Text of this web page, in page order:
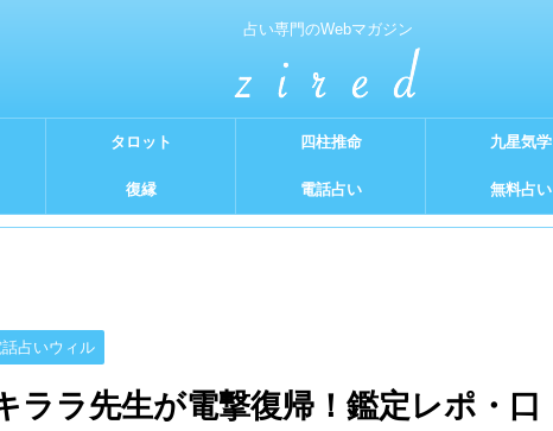
占い専門のWebマガジン
タロット 四柱推命 九星気学
復縁 電話占い 無料占い
話占いウィル
ララ先生が電撃復帰！鑑定レポ・口